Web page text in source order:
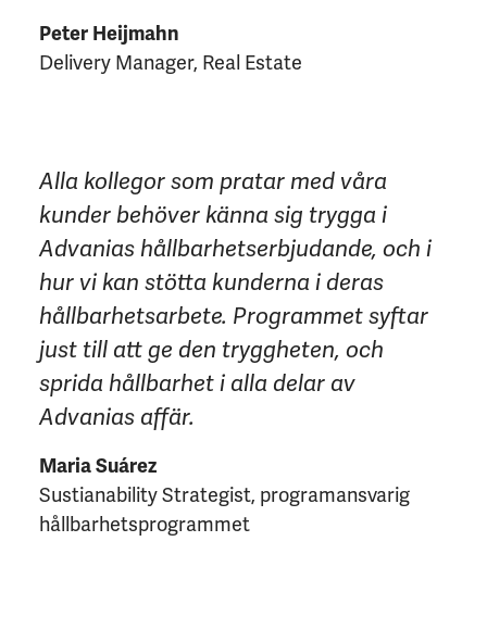
Peter Heijmahn
Delivery Manager, Real Estate
Alla kollegor som pratar med våra
kunder behöver känna sig trygga i
Advanias hållbarhetserbjudande, och i
hur vi kan stötta kunderna i deras
hållbarhetsarbete. Programmet syftar
just till att ge den tryggheten, och
sprida hållbarhet i alla delar av
Advanias affär.
Maria Suárez
Sustianability Strategist, programansvarig
hållbarhetsprogrammet